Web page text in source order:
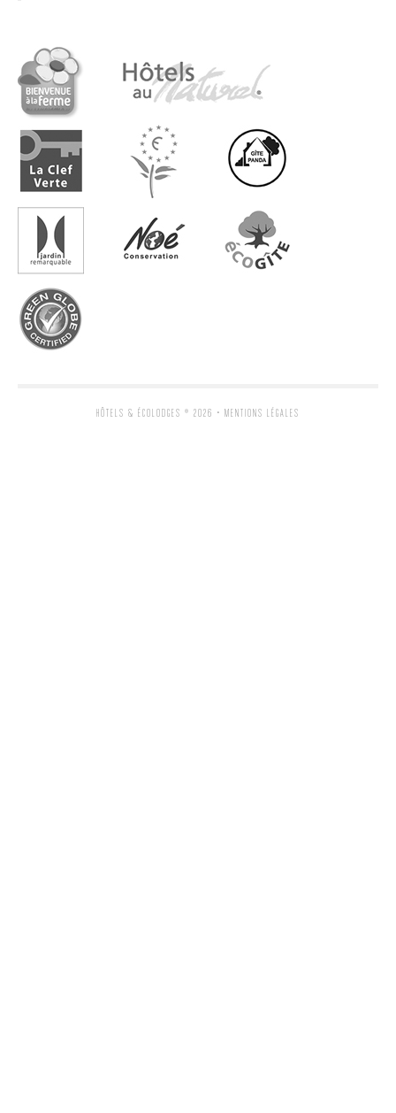
HÔTELS & ÉCOLODGES ® 2026 • MENTIONS LÉGALES